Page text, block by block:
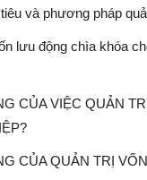
và phương pháp
lưu động chìa khóa
CỦA VIỆC QUẢN
CỦA QUẢN TRỊ